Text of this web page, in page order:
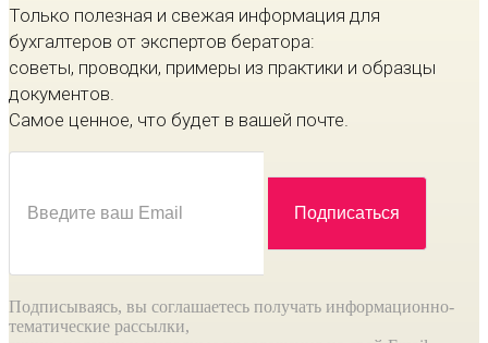
Только полезная и свежая информация для
бухгалтеров от экспертов бератора:
советы, проводки, примеры из практики и образцы
документов.
Самое ценное, что будет в вашей почте.
Подписываясь, вы соглашаетесь получать информационно-
тематические рассылки,